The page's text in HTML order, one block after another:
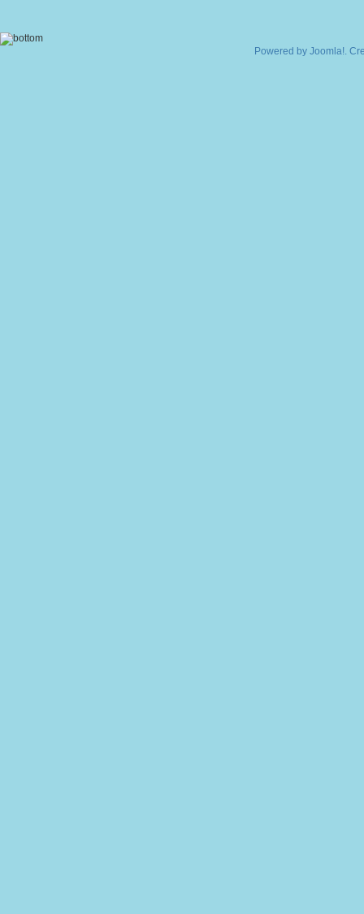
Powered by Joomla!.